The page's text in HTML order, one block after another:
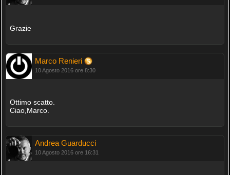
Grazie
Marco Renieri
10 Agosto 2016 ore 8:30
Ottimo scatto.
Ciao,Marco.
Andrea Guarducci
10 Agosto 2016 ore 16:31